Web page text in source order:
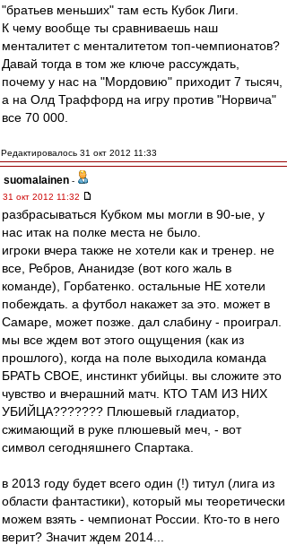
"братьев меньших" там есть Кубок Лиги.
К чему вообще ты сравниваешь наш
менталитет с менталитетом топ-чемпионатов?
Давай тогда в том же ключе рассуждать,
почему у нас на "Мордовию" приходит 7 тысяч,
а на Олд Траффорд на игру против "Норвича"
все 70 000.
Редактировалось 31 окт 2012 11:33
suomalainen -
31 окт 2012 11:32
разбрасываться Кубком мы могли в 90-ые, у
нас итак на полке места не было.
игроки вчера также не хотели как и тренер. не
все, Ребров, Ананидзе (вот кого жаль в
команде), Горбатенко. остальные НЕ хотели
побеждать. а футбол накажет за это. может в
Самаре, может позже. дал слабину - проиграл.
мы все ждем вот этого ощущения (как из
прошлого), когда на поле выходила команда
БРАТЬ СВОЕ, инстинкт убийцы. вы сложите это
чувство и вчерашний матч. КТО ТАМ ИЗ НИХ
УБИЙЦА??????? Плюшевый гладиатор,
сжимающий в руке плюшевый меч, - вот
символ сегодняшнего Спартака.
в 2013 году будет всего один (!) титул (лига из
области фантастики), который мы теоретически
можем взять - чемпионат России. Кто-то в него
верит? Значит ждем 2014...